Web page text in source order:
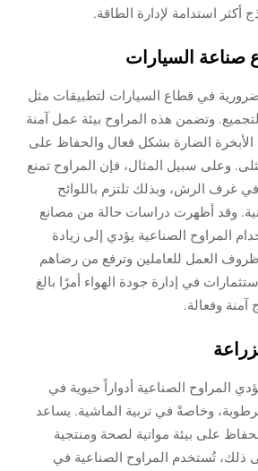
استدامة لإدارة الطاقة.
صناعة السيارات
ضرورية في قطاع السيارات لتطبيقات مثل
وتضمن هذه المراوح بيئة عمل آمنة
الضارة بشكل فعال والحفاظ على
وعلى سبيل المثال، فإن المراوح تمنع
غرف الرش، وبذلك تلتزم باللوائح
وقد أظهرت دراسات حالة من مصانع
المراوح الصناعية يؤدي إلى زيادة
العمل للعاملين وترفع من رضاهم
في إدارة جودة الهواء أمرًا بالغ
آمنة وفعالة.
المراوح الصناعية أدواراً حيوية في
وخاصةً في تربية الماشية. يساعد
على بيئة مواتية لصحة ومنتجية
ذلك، تُستخدم المراوح الصناعية في